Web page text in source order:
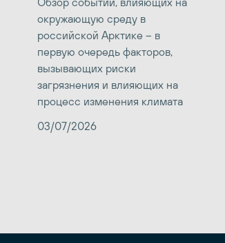
окружающую среду в
российской Арктике – в
первую очередь факторов,
вызывающих риски
загрязнения и влияющих на
процесс изменения климата
03/07/2026